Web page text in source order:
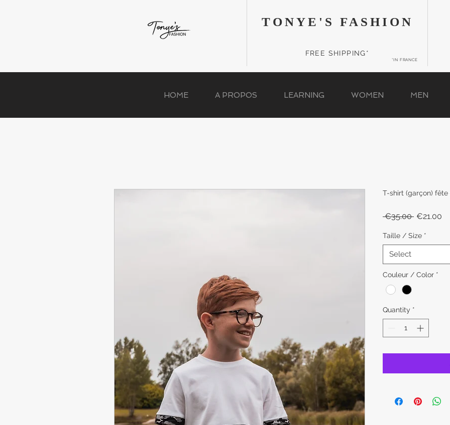
TONYE'S FASHION
FREE SHIPPING*
*IN FRANCE
HOME A PROPOS LEARNING WOMEN MEN
T-shirt (garçon) fête
€35.00 Regular
€21.00
Taille / Size *
Select
Couleur / Color *
Quantity *